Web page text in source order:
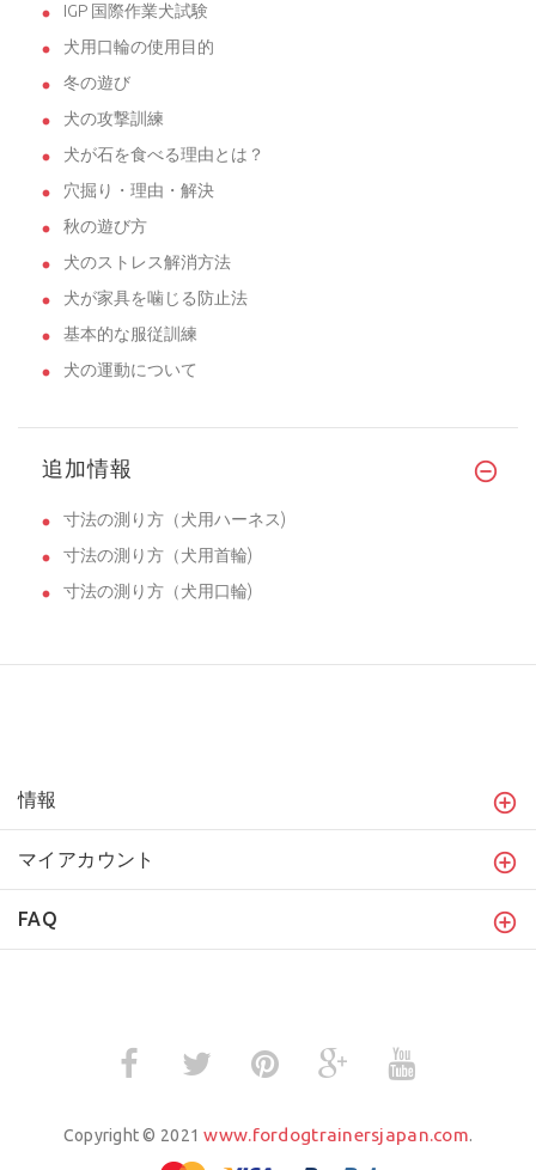
IGP 国際作業犬試験
犬用口輪の使用目的
冬の遊び
犬の攻撃訓練
犬が石を食べる理由とは？
穴掘り・理由・解決
秋の遊び方
犬のストレス解消方法
犬が家具を噛じる防止法
基本的な服従訓練
犬の運動について
追加情報
寸法の測り方（犬用ハーネス)
寸法の測り方（犬用首輪)
寸法の測り方（犬用口輪)
情報
マイアカウント
FAQ
Copyright © 2021www.fordogtrainersjapan.com.